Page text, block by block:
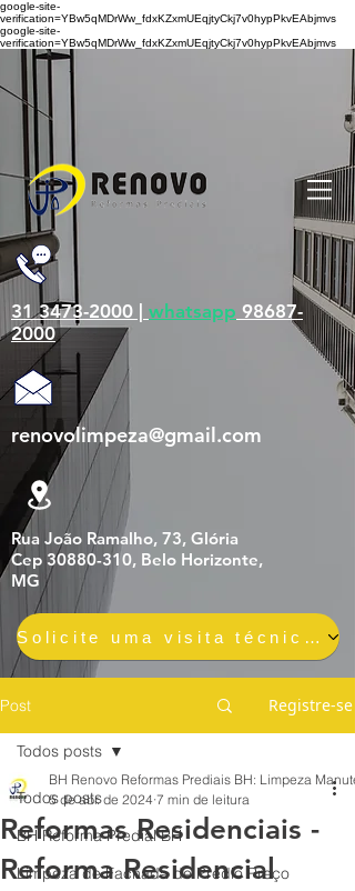
google-site-
verification=YBw5qMDrWw_fdxKZxmUEqjtyCkj7v0hypPkvEAbjmvs
google-site-
verification=YBw5qMDrWw_fdxKZxmUEqjtyCkj7v0hypPkvEAbjmvs
31 3473-2000 | whatsapp 98687-
2000
renovolimpeza@gmail.com
Rua João Ramalho, 73, Glória
Cep 30880-310, Belo Horizonte,
MG
Solicite uma visita técnica gratuita e sem compromisso
Post Registre-se
Todos posts
BH Reforma Predial BH
Limpeza de Fachada de Prédio Preço
Todos posts
Reformas Residenciais -
Reforma Residencial
BH Renovo Reformas Prediais BH: Limpeza
5 de abr. de 2024 7 min de leitura